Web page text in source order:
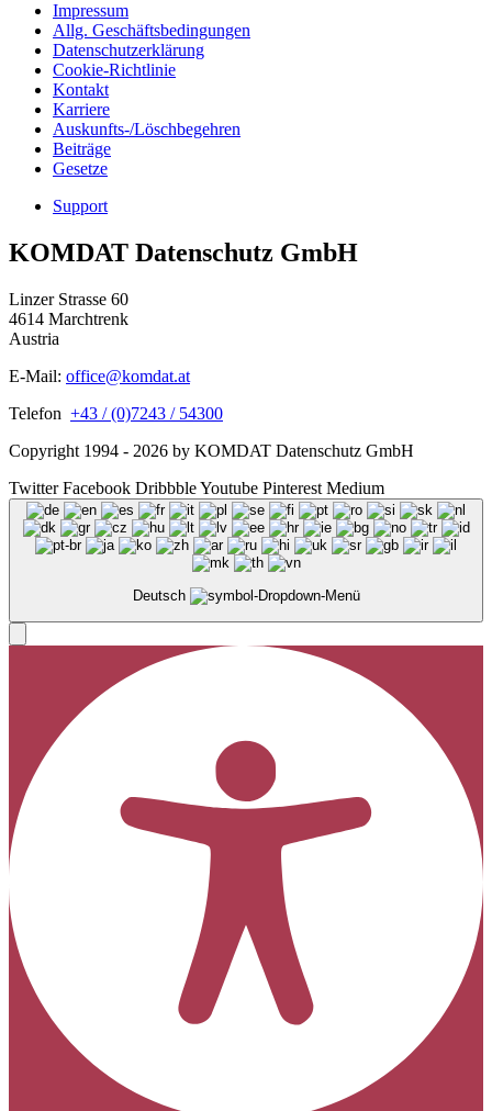
Impressum
Allg. Geschäftsbedingungen
Datenschutzerklärung
Cookie-Richtlinie
Kontakt
Karriere
Auskunfts-/Löschbegehren
Beiträge
Gesetze
Support
KOMDAT Datenschutz GmbH
Linzer Strasse 60
4614 Marchtrenk
Austria
E-Mail: office@komdat.at
Telefon +43 / (0)7243 / 54300
Copyright 1994 - 2026 by KOMDAT Datenschutz GmbH
Twitter Facebook DribbbleYoutube Pinterest Medium
Deutsch